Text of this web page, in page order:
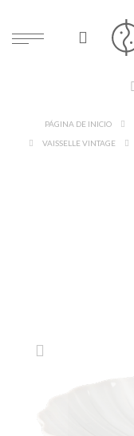
PÁGINA DE INICIO
VAISSELLE VINTAGE